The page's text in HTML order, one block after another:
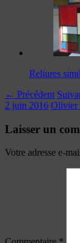
Reliures
← Précédent
2 juin 2016 Olivier
Laisser un
Votre adresse e-